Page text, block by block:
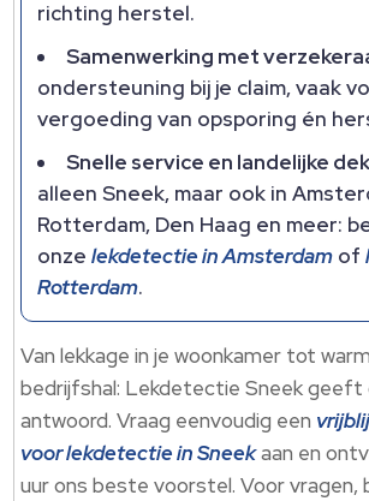
richting herstel.
Samenwerking met
ondersteuning bij je claim, vaak
vergoeding van opsporing én
Snelle service en landelijke
alleen Sneek, maar ook in
Rotterdam, Den Haag en meer:
onzelekdetectie in Amsterdam of
Rotterdam.
Van lekkage in je woonkamer tot
bedrijfshal: Lekdetectie Sneek geeft
antwoord. Vraag eenvoudig een
voor lekdetectie in Sneekaan en
uur ons beste voorstel. Voor vragen,